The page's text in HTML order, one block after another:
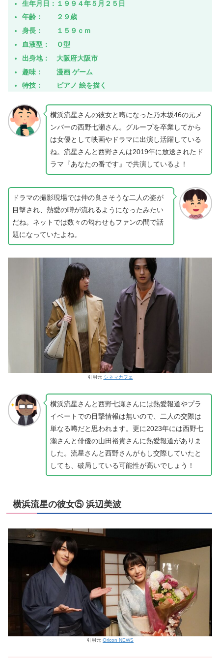
生年月日：１９９４年５月２５日
年齢： ２９歳
身長： １５９ｃｍ
血液型： Ｏ型
出身地： 大阪府大阪市
趣味： 漫画 ゲーム
特技： ピアノ 絵を描く
横浜流星さんの彼女と噂になった乃木坂46の元メ
ンバーの西野七瀬さん。グループを卒業してから
は女優として映画やドラマに出演し活躍している
ね。流星さんと西野さんは2019年に放送されたド
ラマ『あなたの番です』で共演しているよ！
ドラマの撮影現場では仲の良さそうな二人の姿が
目撃され、熱愛の噂が流れるようになったみたい
だね。ネットでは数々の匂わせもファンの間で話
題になっていたよね。
引用元 シネマカフェ
横浜流星さんと西野七瀬さんには熱愛報道やプラ
イベートでの目撃情報は無いので、二人の交際は
単なる噂だと思われます。更に2023年には西野七
瀬さんと俳優の山田裕貴さんに熱愛報道がありま
した。流星さんと西野さんがもし交際していたと
しても、破局している可能性が高いでしょう！
横浜流星の彼女⑤ 浜辺美波
引用元 Oricon NEWS